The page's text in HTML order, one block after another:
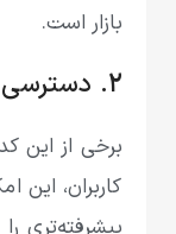
بازار است.
2. دسترسی به تنظیمات پیشرفته:
برخی از این
کاربران،
پیشرفته‌تری